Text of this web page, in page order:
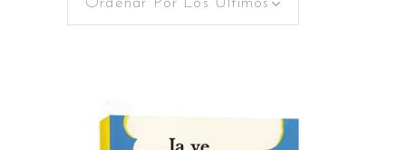
Ordenar Por Los Últimos